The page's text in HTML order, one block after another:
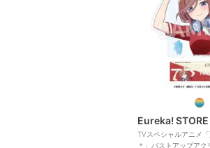
Eureka!
TVスペシャルアニメ
＊」バストアップアク